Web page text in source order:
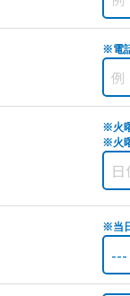
※電
※火
※火
※当